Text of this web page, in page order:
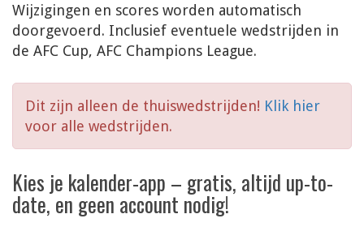
Wijzigingen en scores worden automatisch
doorgevoerd. Inclusief eventuele wedstrijden in
de AFC Cup, AFC Champions League.
Dit zijn alleen de thuiswedstrijden! Klik hier
voor alle wedstrijden.
Kies je kalender-app – gratis, altijd up-to-
date, en geen account nodig!